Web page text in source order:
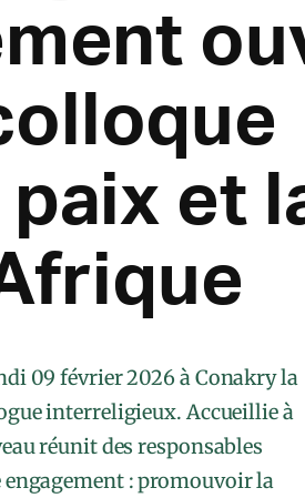
et
09 février 2026 à Conakry la
interreligieux. Accueillie à
réunit des responsables
: promouvoir la